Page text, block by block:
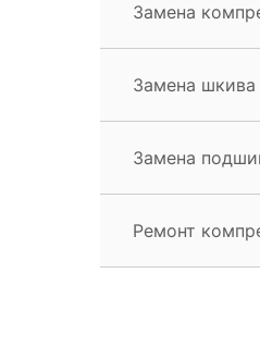
Замена
Замена
Замена
Ремонт